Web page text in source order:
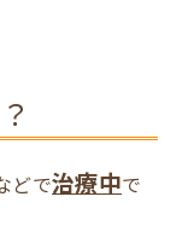
どで治療中で